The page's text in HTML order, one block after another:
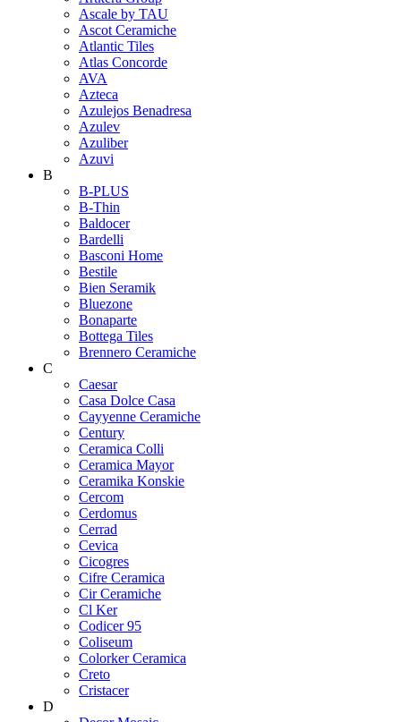
Ascale by TAU
Ascot Ceramiche
Atlantic Tiles
Atlas Concorde
AVA
Azteca
Azulejos Benadresa
Azulev
Azuliber
Azuvi
B
B-PLUS
B-Thin
Baldocer
Bardelli
Basconi Home
Bestile
Bien Seramik
Bluezone
Bonaparte
Bottega Tiles
Brennero Ceramiche
C
Caesar
Casa Dolce Casa
Cayyenne Ceramiche
Century
Ceramica Colli
Ceramica Mayor
Ceramika Konskie
Cercom
Cerdomus
Cerrad
Cevica
Cicogres
Cifre Ceramica
Cir Ceramiche
Cl Ker
Codicer 95
Coliseum
Colorker Ceramica
Creto
Cristacer
D